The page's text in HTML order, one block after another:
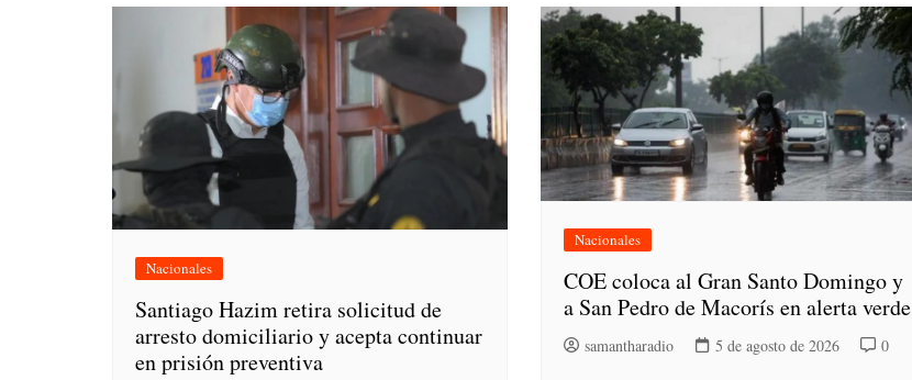
Nacionales
Santiago Hazim retira solicitud de
arresto domiciliario y acepta continuar
en prisión preventiva
Nacionales
COE coloca al Gran Santo Domingo y
a San Pedro de Macorís en alerta verde
samantharadio 5 de agosto de 2026 0